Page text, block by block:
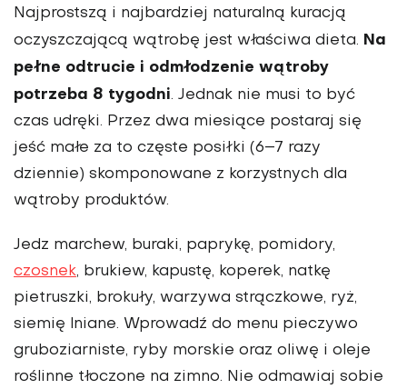
Najprostszą i najbardziej naturalną kuracją
oczyszczającą wątrobę jest właściwa dieta. Na
pełne odtrucie i odmłodzenie wątroby
potrzeba 8 tygodni. Jednak nie musi to być
czas udręki. Przez dwa miesiące postaraj się
jeść małe za to częste posiłki (6–7 razy
dziennie) skomponowane z korzystnych dla
wątroby produktów.
Jedz marchew, buraki, paprykę, pomidory,
czosnek, brukiew, kapustę, koperek, natkę
pietruszki, brokuły, warzywa strączkowe, ryż,
siemię lniane. Wprowadź do menu pieczywo
gruboziarniste, ryby morskie oraz oliwę i oleje
roślinne tłoczone na zimno. Nie odmawiaj sobie